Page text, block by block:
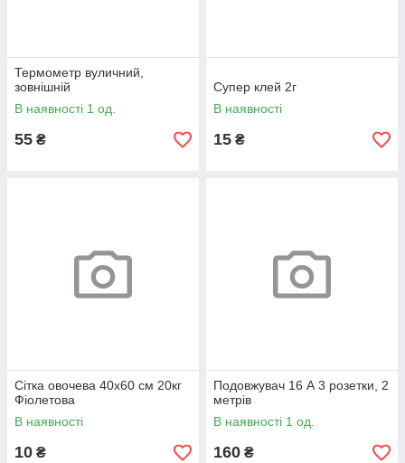
Термометр вуличний,
зовнішній
В наявності 1 од.
55 ₴
Супер клей 2г
В наявності
15 ₴
Сітка овочева 40х60 см 20кг
Фіолетова
В наявності
10 ₴
Подовжувач 16 А 3 розетки, 2
метрів
В наявності 1 од.
160 ₴